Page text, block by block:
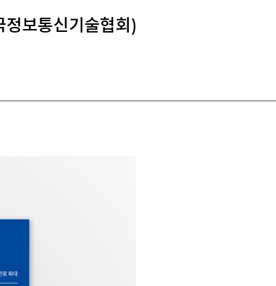
보통신기술협회)